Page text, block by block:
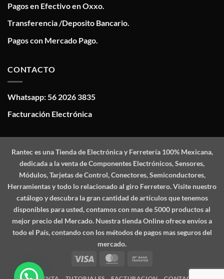
Pagos en Efectivo en Oxxo.
Transferencia /Deposito Bancario.
Pagos con Mercado Pago.
CONTACTO
Whatsapp: 56 2026 3835
Facturación Electrónica
Ranteces una Tienda de Electrónica y Ferretería 100% Mexicana,
dedicada a la venta de Componentes Electrónicos, Sensores,
Módulos, Tarjetas de Control, Conectores, Semiconductores,
Herramientas y todo lo relacionado al giro Ferretero. Visite nuestro
catálogo y descubra la gran cantidad de artículos que tenemos
disponibles para usted, contamos con mas de 5000 productos al
mejor precio del Mercado. Nuestra tienda Online ofrece envíos a
todo el País, contando con los métodos de pagos mas seguros del
mercado.
Visa
MasterCard